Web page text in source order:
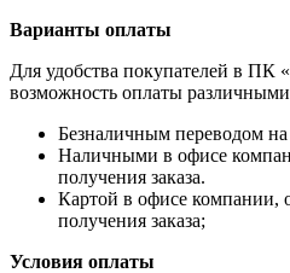
Варианты оплаты
Для удобства покупателей в ПК
возможность оплаты
Безналичным переводом
Наличными в офисе
получения заказа.
Картой в офисе компании,
получения заказа;
Условия оплаты